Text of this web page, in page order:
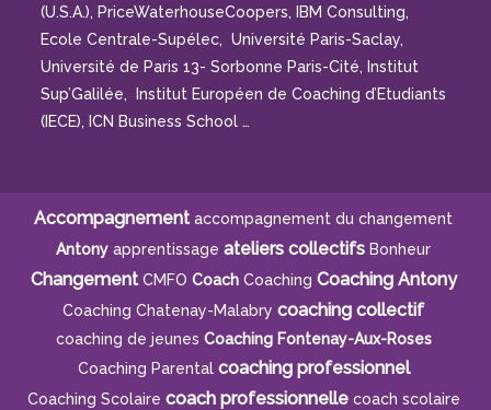
(U.S.A.), PriceWaterhouseCoopers, IBM Consulting,
Ecole Centrale-Supélec, Université Paris-Saclay,
Université de Paris 13- Sorbonne Paris-Cité, Institut
Sup’Galilée, Institut Européen de Coaching d’Etudiants
(IECE), ICN Business School …
Accompagnement accompagnement du changement
Antony apprentissage ateliers collectifs Bonheur
Changement CMFO Coach Coaching Coaching Antony
Coaching Chatenay-Malabry coaching collectif
coaching de jeunes Coaching Fontenay-Aux-Roses
Coaching Parental coaching professionnel
Coaching Scolaire coach professionnelle coach scolaire